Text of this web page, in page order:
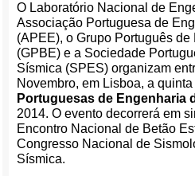
O Laboratório Nacional de
Associação Portuguesa de
(APEE), o Grupo Português de
(GPBE) e a Sociedade
Sísmica (SPES) organizam
Novembro, em Lisboa, a
Portuguesas de Engenharia
2014. O evento decorrerá em
Encontro Nacional de Betão
Congresso Nacional de
Sísmica.